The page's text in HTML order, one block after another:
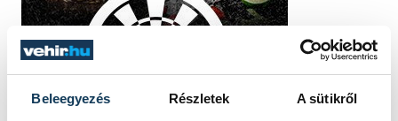
Beleegyezés Részletek A sütikről